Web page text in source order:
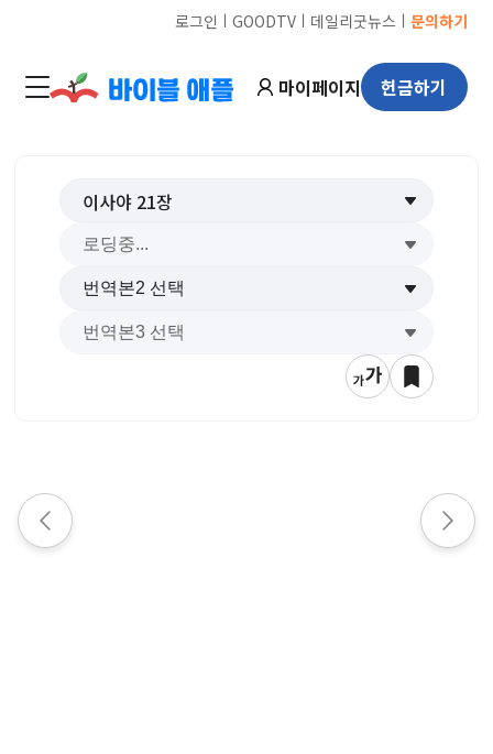
로그인 ㅣ GOODTVㅣ 데일리굿뉴스 ㅣ 문의하기
마이페이지 헌금하기
이사야 21장